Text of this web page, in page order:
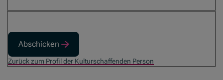
Abschicken
Zurück zum Profil der Kulturschaffenden Person